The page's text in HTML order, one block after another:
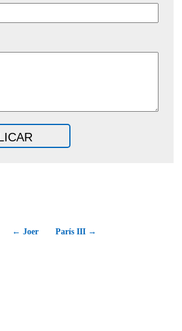
← Joer París III →